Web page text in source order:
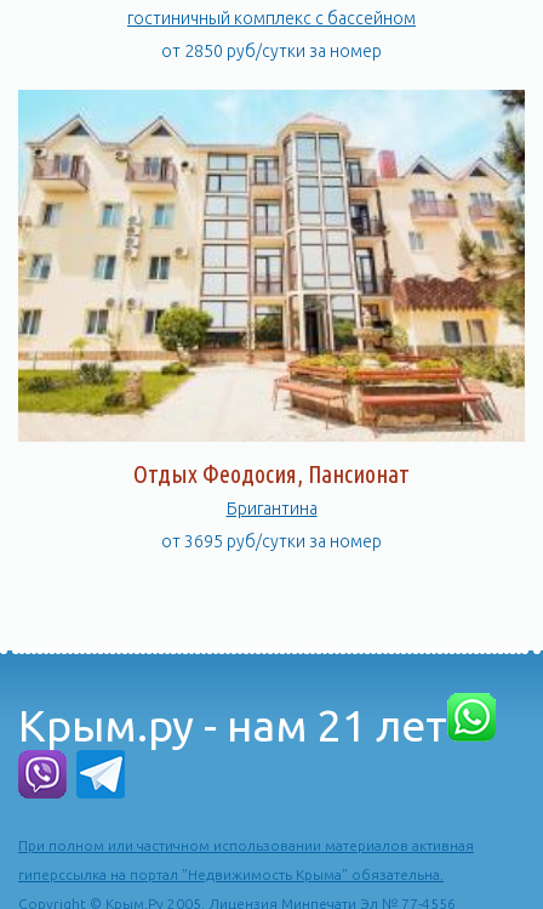
гостиничный комплекс с бассейном
от 2850 руб/сутки за номер
Отдых Феодосия, Пансионат
Бригантина
от 3695 руб/сутки за номер
Крым.ру - нам 21 лет
При полном или частичном использовании материалов активная
гиперссылка на портал "Недвижимость Крыма" обязательна.
Copyright © Крым.Ру 2005. Лицензия Минпечати Эл № 77-4556